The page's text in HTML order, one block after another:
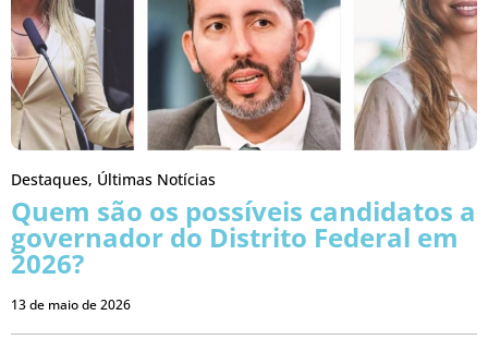
Destaques, Últimas Notícias
Quem são os possíveis candidatos a
governador do Distrito Federal em
2026?
13 de maio de 2026